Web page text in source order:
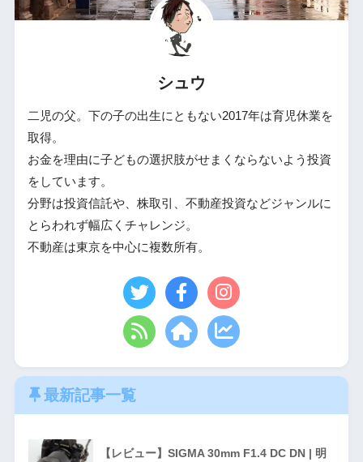
シュウ
二児の父。下の子の出生にともない2017年は育児休業を
取得。
お金を理由に子どもの選択肢がせまくならないよう投資
をしています。
分野は投資信託や、株取引、不動産投資などジャンルに
とらわれず幅広くチャレンジ。
不動産は東京を中心に複数所有。
最新記事一覧
【レビュー】SIGMA 30mm F1.4 DC DN | 明